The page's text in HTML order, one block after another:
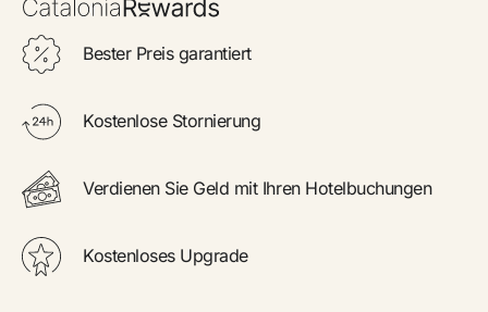
Bester Preis garantiert
Kostenlose Stornierung
Verdienen Sie Geld mit Ihren Hotelbuchungen
Kostenloses Upgrade
Bester Preis garantiert
Kostenlose Stornierung
Verdienen Sie Geld mit Ihren Hotelbuchungen
Kostenloses Upgrade